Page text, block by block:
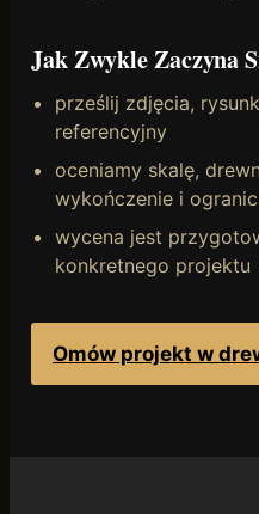
Jak Zwykle Zaczyna
prześlij zdjęcia,
referencyjny
oceniamy skalę,
wykończenie i
wycena jest
konkretnego projektu
Omów projekt w